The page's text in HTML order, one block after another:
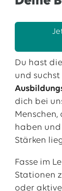
Ein duales
Vorteile. In
sowohl
wertvolle
es, das
wichtige
zusammen.
und die
Du hast
und suchst
dich bei
Menschen,
haben und
Stärken
Fasse im
Stationen
oder